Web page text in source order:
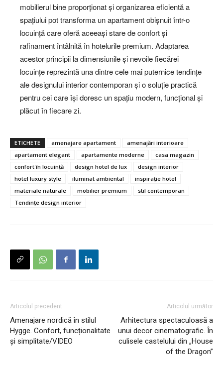
mobilierul bine proporționat și organizarea eficientă a
spațiului pot transforma un apartament obișnuit într-o
locuință care oferă aceeași stare de confort și
rafinament întâlnită în hotelurile premium. Adaptarea
acestor principii la dimensiunile și nevoile fiecărei
locuințe reprezintă una dintre cele mai puternice tendințe
ale designului interior contemporan și o soluție practică
pentru cei care își doresc un spațiu modern, funcțional și
plăcut în fiecare zi.
ETICHETE amenajare apartament
amenajări interioare
apartament elegant
apartamente moderne
casa magazin
confort în locuință
design hotel de lux
design interior
hotel luxury style
iluminat ambiental
inspirație hotel
materiale naturale
mobilier premium
stil contemporan
Tendințe design interior
Articolul precedent
Amenajare nordică în stilul
Hygge. Confort, funcționalitate
și simplitate/VIDEO
Articolul următor
Arhitectura spectaculoasă a
unui decor cinematografic. În
culisele castelului din „House
of the Dragon”